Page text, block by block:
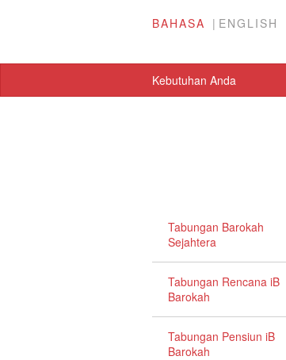
BAHASA ENGLISH
Kebutuhan Anda
Tabungan Barokah
Sejahtera
Tabungan Rencana iB
Barokah
Tabungan Pensiun iB
Barokah